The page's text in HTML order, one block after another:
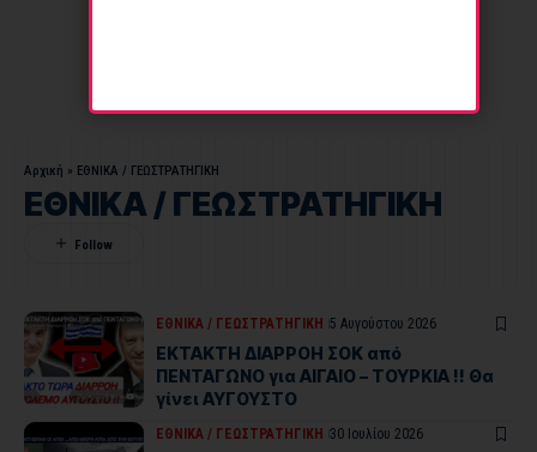
Αρχική » ΕΘΝΙΚΑ / ΓΕΩΣΤΡΑΤHΓΙΚΗ
ΕΘΝΙΚΑ / ΓΕΩΣΤΡΑΤHΓΙΚΗ
ΕΘΝΙΚΑ / ΓΕΩΣΤΡΑΤHΓΙΚΗ 5 Αυγούστου 2026
ΕΚΤΑΚΤΗ ΔΙΑΡΡΟΗ ΣΟΚ από
ΠΕΝΤΑΓΩΝΟ για ΑΙΓΑΙΟ – ΤΟΥΡΚΙΑ !! Θα
γίνει ΑΥΓΟΥΣΤΟ
ΕΘΝΙΚΑ / ΓΕΩΣΤΡΑΤHΓΙΚΗ 30 Ιουλίου 2026